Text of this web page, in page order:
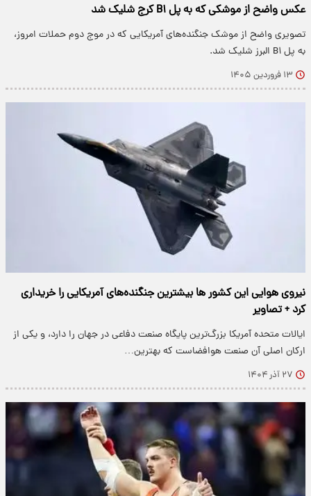
عکس واضح از موشکی که به پل B۱ کرج شلیک شد
تصویری واضح از موشک جنگنده‌های آمریکایی که در موج دوم حملات امروز،
به پل B۱ البرز شلیک شد.
۱۳ فروردین ۱۴۰۵
نیروی هوایی این کشور ها بیشترین جنگنده‌های آمریکایی را خریداری
کرد + تصاویر
ایالات متحده آمریکا بزرگ‌ترین پایگاه صنعت دفاعی در جهان را دارد، و یکی از
ارکان اصلی آن صنعت هوافضاست که بهترین…
۲۷ آذر ۱۴۰۴